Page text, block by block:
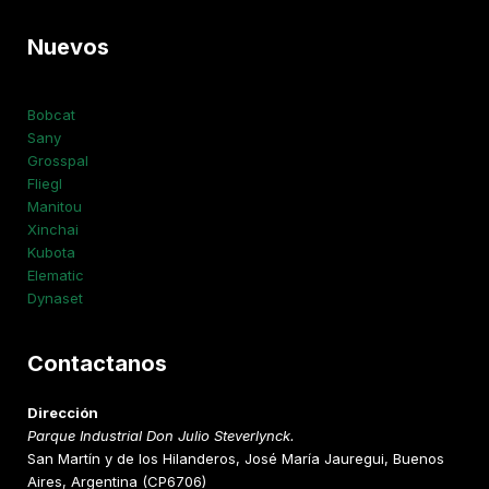
Nuevos
Bobcat
Sany
Grosspal
Fliegl
Manitou
Xinchai
Kubota
Elematic
Dynaset
Contactanos
Dirección
Parque Industrial Don Julio Steverlynck.
San Martín y de los Hilanderos, José María Jauregui, Buenos
Aires, Argentina (CP6706)